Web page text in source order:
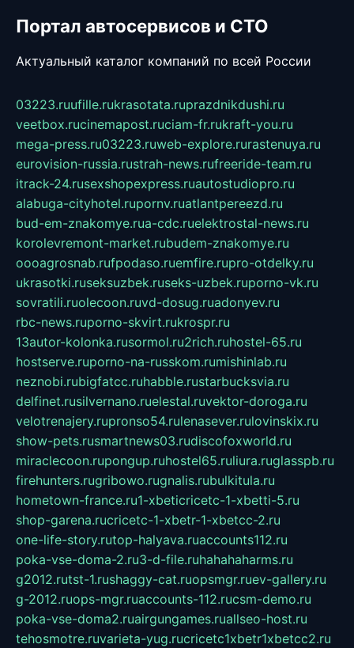
Портал автосервисов и СТО
Актуальный каталог компаний по всей России
03223.ruufille.rukrasotata.ruprazdnikdushi.ru
veetbox.rucinemapost.ruciam-fr.rukraft-you.ru
mega-press.ru03223.ruweb-explore.rurastenuya.ru
eurovision-russia.rustrah-news.rufreeride-team.ru
itrack-24.rusexshopexpress.ruautostudiopro.ru
alabuga-cityhotel.rupornv.ruatlantpereezd.ru
bud-em-znakomye.rua-cdc.ruelektrostal-news.ru
korolevremont-market.rubudem-znakomye.ru
oooagrosnab.rufpodaso.ruemfire.rupro-otdelky.ru
ukrasotki.ruseksuzbek.ruseks-uzbek.ruporno-vk.ru
sovratili.ruolecoon.ruvd-dosug.ruadonyev.ru
rbc-news.ruporno-skvirt.rukrospr.ru
13autor-kolonka.rusormol.ru2rich.ruhostel-65.ru
hostserve.ruporno-na-russkom.rumishinlab.ru
neznobi.rubigfatcc.ruhabble.rustarbucksvia.ru
delfinet.rusilvernano.ruelestal.ruvektor-doroga.ru
velotrenajery.rupronso54.rulenasever.rulovinskix.ru
show-pets.rusmartnews03.rudiscofoxworld.ru
miraclecoon.rupongup.ruhostel65.ruliura.ruglasspb.ru
firehunters.rugribowo.rugnalis.rubulkitula.ru
hometown-france.ru1-xbeticricetc-1-xbetti-5.ru
shop-garena.rucricetc-1-xbetr-1-xbetcc-2.ru
one-life-story.rutop-halyava.ruaccounts112.ru
poka-vse-doma-2.ru3-d-file.ruhahahaharms.ru
g2012.rutst-1.rushaggy-cat.ruopsmgr.ruev-gallery.ru
g-2012.ruops-mgr.ruaccounts-112.rucsm-demo.ru
poka-vse-doma2.ruairgungames.ruallseo-host.ru
tehosmotre.ruvarieta-yug.rucricetc1xbetr1xbetcc2.ru